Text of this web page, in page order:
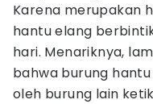
Karena merupakan
hantu elang
hari. Menariknya,
bahwa burung
oleh burung lain